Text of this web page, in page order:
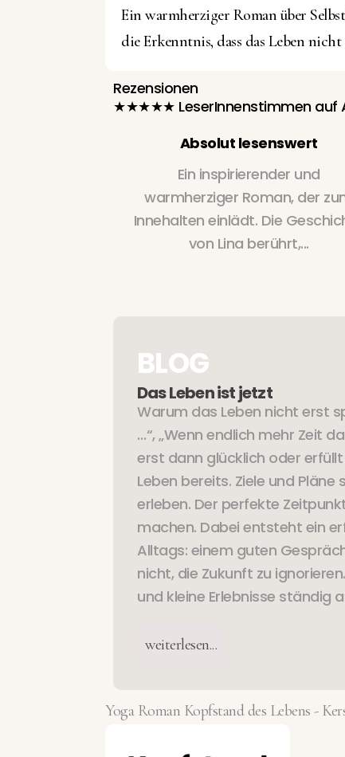
Ein warmherziger Roman über
die Erkenntnis, dass das Leben
Rezensionen
★★★★★ LeserInnenstimmen auf
Absolut lesenswert
Ein inspirierender und
warmherziger Roman, der
Innehalten einlädt. Die
von Lina berührt,...
BLOG
Das Leben ist jetzt
Warum das Leben nicht erst
…“, „Wenn endlich mehr Zeit
erst dann glücklich oder
Leben bereits. Ziele und
erleben. Der perfekte
machen. Dabei entsteht ein
Alltags: einem guten
nicht, die Zukunft zu
und kleine Erlebnisse ständig
weiterlesen...
Yoga Roman Kopfstand des Lebens -